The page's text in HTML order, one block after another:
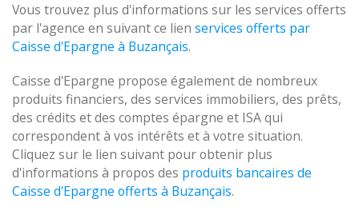
Vous trouvez plus d'informations sur les services offerts
par l'agence en suivant ce lien services offerts par
Caisse d'Epargne à Buzançais.
Caisse d'Epargne propose également de nombreux
produits financiers, des services immobiliers, des prêts,
des crédits et des comptes épargne et ISA qui
correspondent à vos intérêts et à votre situation.
Cliquez sur le lien suivant pour obtenir plus
d'informations à propos des produits bancaires de
Caisse d'Epargne offerts à Buzançais.